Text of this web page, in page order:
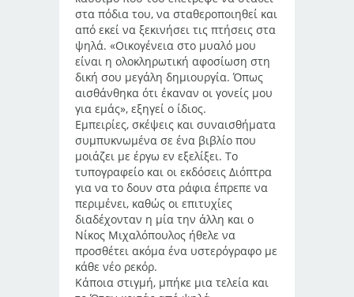
στα πόδια του, να σταθεροποιηθεί και
από εκεί να ξεκινήσει τις πτήσεις στα
ψηλά. «Οικογένεια στο μυαλό μου
είναι η ολοκληρωτική αφοσίωση στη
δική σου μεγάλη δημιουργία. Όπως
αισθάνθηκα ότι έκαναν οι γονείς μου
για εμάς», εξηγεί ο ίδιος.
Εμπειρίες, σκέψεις και συναισθήματα
συμπυκνωμένα σε ένα βιβλίο που
μοιάζει με έργω εν εξελίξει. Το
τυπογραφείο και οι εκδόσεις Διόπτρα
για να το δουν στα ράφια έπρεπε να
περιμένει, καθώς οι επιτυχίες
διαδέχονταν η μία την άλλη και ο
Νίκος Μιχαλόπουλος ήθελε να
προσθέτει ακόμα ένα υστερόγραφο με
κάθε νέο ρεκόρ.
Κάποια στιγμή, μπήκε μια τελεία και